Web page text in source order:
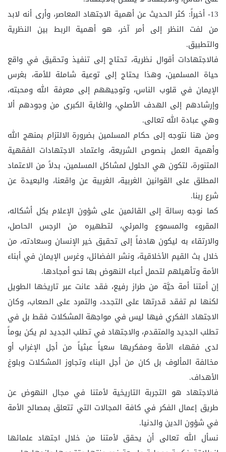
13- أخيراً: كثر الحديث عن أهمية الاجتهاد المعاصر، وأرى أنه لابد
من لفت النظر إلى أمر آخر، هو أهمية الربط بين النظرية
والتطبيق.
فالاجتهادات أقوال نظرية، تحتاج إلى تنفيذ وتحقيق في واقع
حياة المسلمين، وهذا يحتاج إلى توعية شاملة للأمة، بغرس
الإيمان في قلوب الناس، وتوجيههم إلى معرفة الله ومحبته،
وإرشادهم إلى الهدف الأصلي، والغاية الكبرى من وجودهم ألا
وهي عبادة الله تعالى.
ومن هنا نتوجه إلى حكام المسلمين بضرورة الالتزام بمنهج الله
وأهمية العمل بنصوص الشريعة، واعتماد الاجتهادات الفقهية
المتنورة، لتكون هي الحلول لمشاكل المسلمين، بدلاً من الاعتماد
المطلق على القوانين الغربية، الغريبة عن واقعنا، والبعيدة عن
شرع ربنا.
كما نوجه رسالة إلى القائمين على شؤون الإعلام بكل أشكاله،
المقروء والمسموع والمرئي، لتطهيره من الرجس الحاصل،
والارتقاء به ليكون هادفاً إلى تحقيق خير الإنسان وسعادته، من
خلال بث القيم الأخلاقية، ونشر الفضائل، وغرس الإيمان في أبناء
الأمة وتأهيلهم لتحمل أعباء النهوض بها نحو أمجادها.
إن أمتنا أمة حيَّة من طراز رفيع، فقد عانت عبر تاريخها الطويل
لكنها لم تفقد قدرتها على التجدد، والتمرد على الصعاب، وكان
الاجتهاد الفكري فيها ليس في مواجهة المشكلات فقط بل في
تطلب الجديد والمتقدم، والاجتهاد في تطلب الجديد لم يكن يوماً
لدى فقهاء الأمة ومفكريها سعياً عبثياً من أجل الإغراب أو
مخالفة المألوف بل كان من أجل البناء وتجاوز المشكلات وبلوغ
الأهداف.
فالاجتهاد هو التجربة التاريخية لأمتنا في مجال النهوض عن
طريق إعمال الفكر في كافة المجالات التي تتعلق بمصالح الأمة
في شؤون الدين والدنيا.
نسأل الله تعالى أن يحقق لأمتنا من خلال اجتهاد علمائها